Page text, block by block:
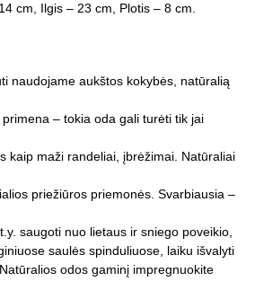
cm, Ilgis – 23 cm, Plotis – 8 cm.
naudojame aukštos kokybės, natūralią
– tokia oda gali turėti tik jai
kaip maži randeliai, įbrėžimai. Natūraliai
priežiūros priemonės. Svarbiausia –
saugoti nuo lietaus ir sniego poveikio,
saulės spinduliuose, laiku išvalyti
odos gaminį impregnuokite